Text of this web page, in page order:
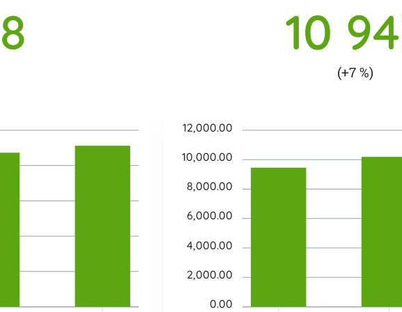
(+7 %)
10
12,000.00
10,000.00
8,000.00
6,000.00
4,000.00
2,000.00
0.00